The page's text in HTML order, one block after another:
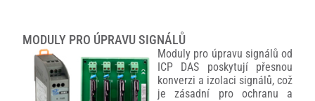
MODULY PRO ÚPRAVU SIGNÁLŮ
Moduly pro úpravu signálů od
ICP DAS poskytují přesnou
konverzi a izolaci signálů, což
je zásadní pro ochranu a